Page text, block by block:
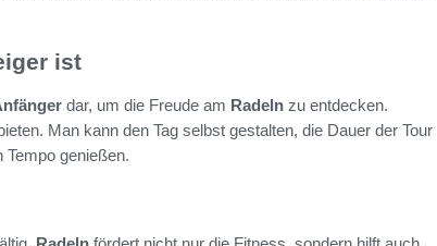
ist
dar, um die Freude am Radeln zu entdecken.
Man kann den Tag selbst gestalten, die Dauer der Tour
Tempo genießen.